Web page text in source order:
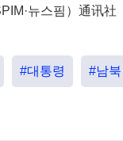
뉴스핌）通讯社
#대통령 #남북